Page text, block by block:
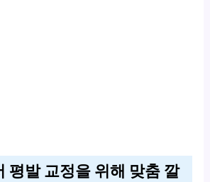
평발 교정을 위해 맞춤 깔